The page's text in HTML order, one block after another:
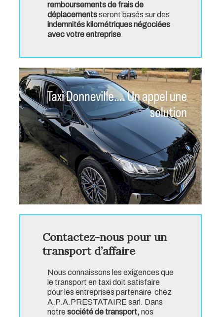
remboursements de frais de
déplacementsseront basés sur des
indemnités kilométriques négociées
avec votre entreprise.
Contactez-nous pour un
transport d’affaire
Nous connaissons les exigences que
le transport en taxi doit satisfaire
pour les entreprises partenaire chez
A.P.A.PRESTATAIRE sarl. Dans
notre société de transport, nos